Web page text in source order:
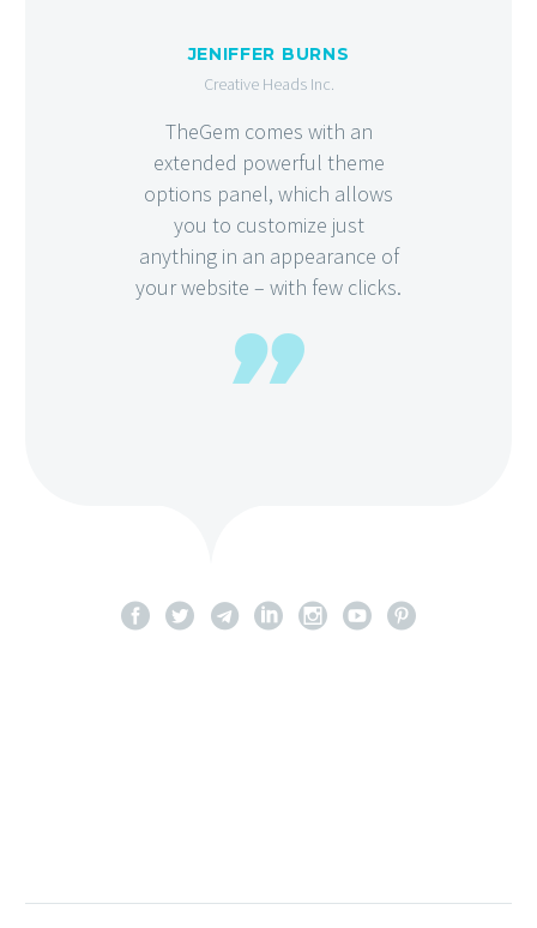
JENIFFER BURNS
Creative Heads Inc.
TheGem comes with an
extended powerful theme
options panel, which allows
you to customize just
anything in an appearance of
your website – with few clicks.